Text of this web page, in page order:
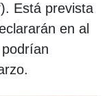
Está prevista
en al